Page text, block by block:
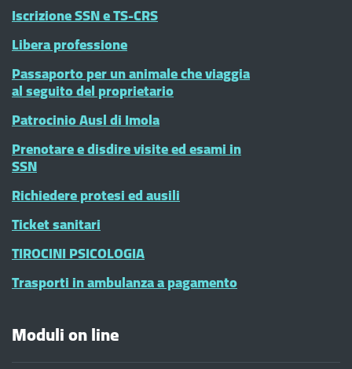
Iscrizione SSN e TS-CRS
Libera professione
Passaporto per un animale che viaggia
al seguito del proprietario
Patrocinio Ausl di Imola
Prenotare e disdire visite ed esami in
SSN
Richiedere protesi ed ausili
Ticket sanitari
TIROCINI PSICOLOGIA
Trasporti in ambulanza a pagamento
Moduli on line